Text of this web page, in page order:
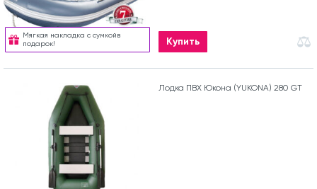
Мягкая накладка с сумкойв
подарок!
Купить
Лодка ПВХ Юкона (YUKONA) 280 GT